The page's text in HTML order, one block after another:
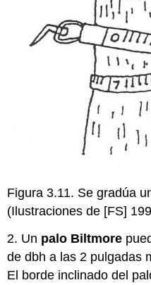
Figura 3.11. Se gradúa
(Ilustraciones de [FS]
2. Un palo Biltmore
de dbh a las 2 pulgadas
El borde inclinado del